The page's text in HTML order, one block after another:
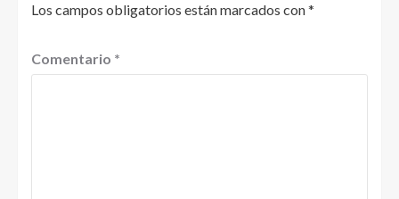
Los campos obligatorios están marcados con*
Comentario *